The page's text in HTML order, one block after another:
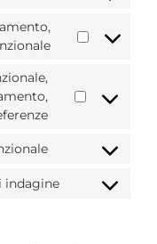
indagine